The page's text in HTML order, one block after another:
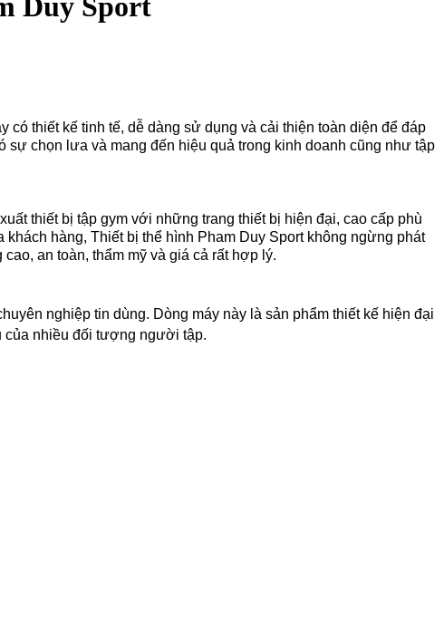
Duy Sport
thiết kế tinh tế, dễ dàng sử dụng và cải thiện toàn diện để đáp
chọn lưa và mang đến hiệu quả trong kinh doanh cũng như tập
thiết bị tập gym với những trang thiết bị hiện đại, cao cấp phù
hàng, Thiết bị thể hình Pham Duy Sport không ngừng phát
an toàn, thẩm mỹ và giá cả rất hợp lý.
nghiệp tin dùng. Dòng máy này là sản phẩm thiết kế hiện đại
của nhiều đối tượng người tập.